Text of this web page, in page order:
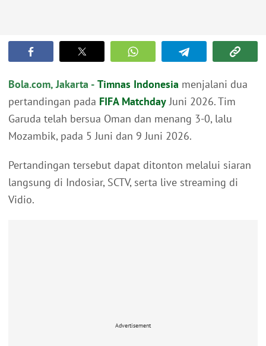
Bola.com, Jakarta - Timnas Indonesia menjalani dua
pertandingan pada FIFA MatchdayJuni 2026. Tim
Garuda telah bersua Oman dan menang 3-0, lalu
Mozambik, pada 5 Juni dan 9 Juni 2026.
Pertandingan tersebut dapat ditonton melalui siaran
langsung di Indosiar, SCTV, serta live streaming di
Vidio.
Advertisement